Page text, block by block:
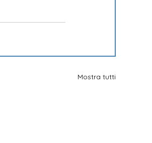
Mostra tutti